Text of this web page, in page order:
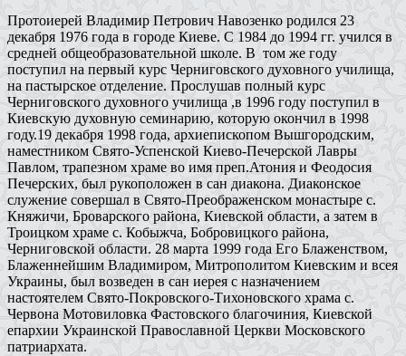
Протоиерей Владимир Петрович Навозенко родился 23
декабря 1976 года в городе Киеве. С 1984 до 1994 гг. учился в
средней общеобразовательной школе. В том же году
поступил на первый курс Черниговского духовного училища,
на пастырское отделение. Прослушав полный курс
Черниговского духовного училища ,в 1996 году поступил в
Киевскую духовную семинарию, которую окончил в 1998
году.19 декабря 1998 года, архиепископом Вышгородским,
наместником Свято-Успенской Киево-Печерской Лавры
Павлом, трапезном храме во имя преп.Атония и Феодосия
Печерских, был рукоположен в сан диакона. Диаконское
служение совершал в Свято-Преображенском монастыре с.
Княжичи, Броварского района, Киевской области, а затем в
Троицком храме с. Кобыжча, Бобровицкого района,
Черниговской области. 28 марта 1999 года Его Блаженством,
Блаженнейшим Владимиром, Митрополитом Киевским и всея
Украины, был возведен в сан иерея с назначением
настоятелем Свято-Покровского-Тихоновского храма с.
Червона Мотовиловка Фастовского благочиния, Киевской
епархии Украинской Православной Церкви Московского
патриархата.